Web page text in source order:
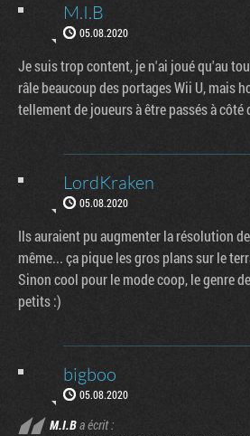
M.I.B
05.08.2020
Je suis trop content, je n'ai joué qu'au
râle beaucoup des portages Wii U, mais
tellement de joueurs à être passés à côté
LordKraken
05.08.2020
Ils auraient pu augmenter la résolution
même... ça pique les gros plans sur le
Sinon cool pour le mode coop, le genre
petits :)
bigboo
05.08.2020
M.I.Ba écrit :